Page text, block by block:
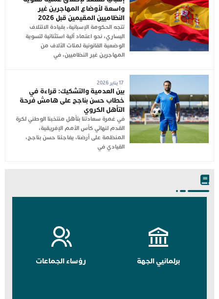
واسعة لأوضاع المهاجرين غير
النظاميين المقيمين قبل 2026
تتجه الحكومة الإسبانية، بقيادة الائتلاف
اليساري، نحو اعتماد آلية استثنائية لتسوية
الوضعية القانونية لمئات الآلاف من
المهاجرين غير النظاميين، في
17 يناير 2026
بين العدمية والتشكيك: قراءة في
خطاب حسن بناجح على هامش فرحة
التأهل الكروي
في غمرة سعادتنا بتأهل منتخبنا الوطني لكرة
القدم لنهائي كأس الأمم الإفريقية،
المنظمة على أرضنا، يفاجئنا حسن بناجح،
القيادي في
برلمانيي الجهة رؤساء الجماعات